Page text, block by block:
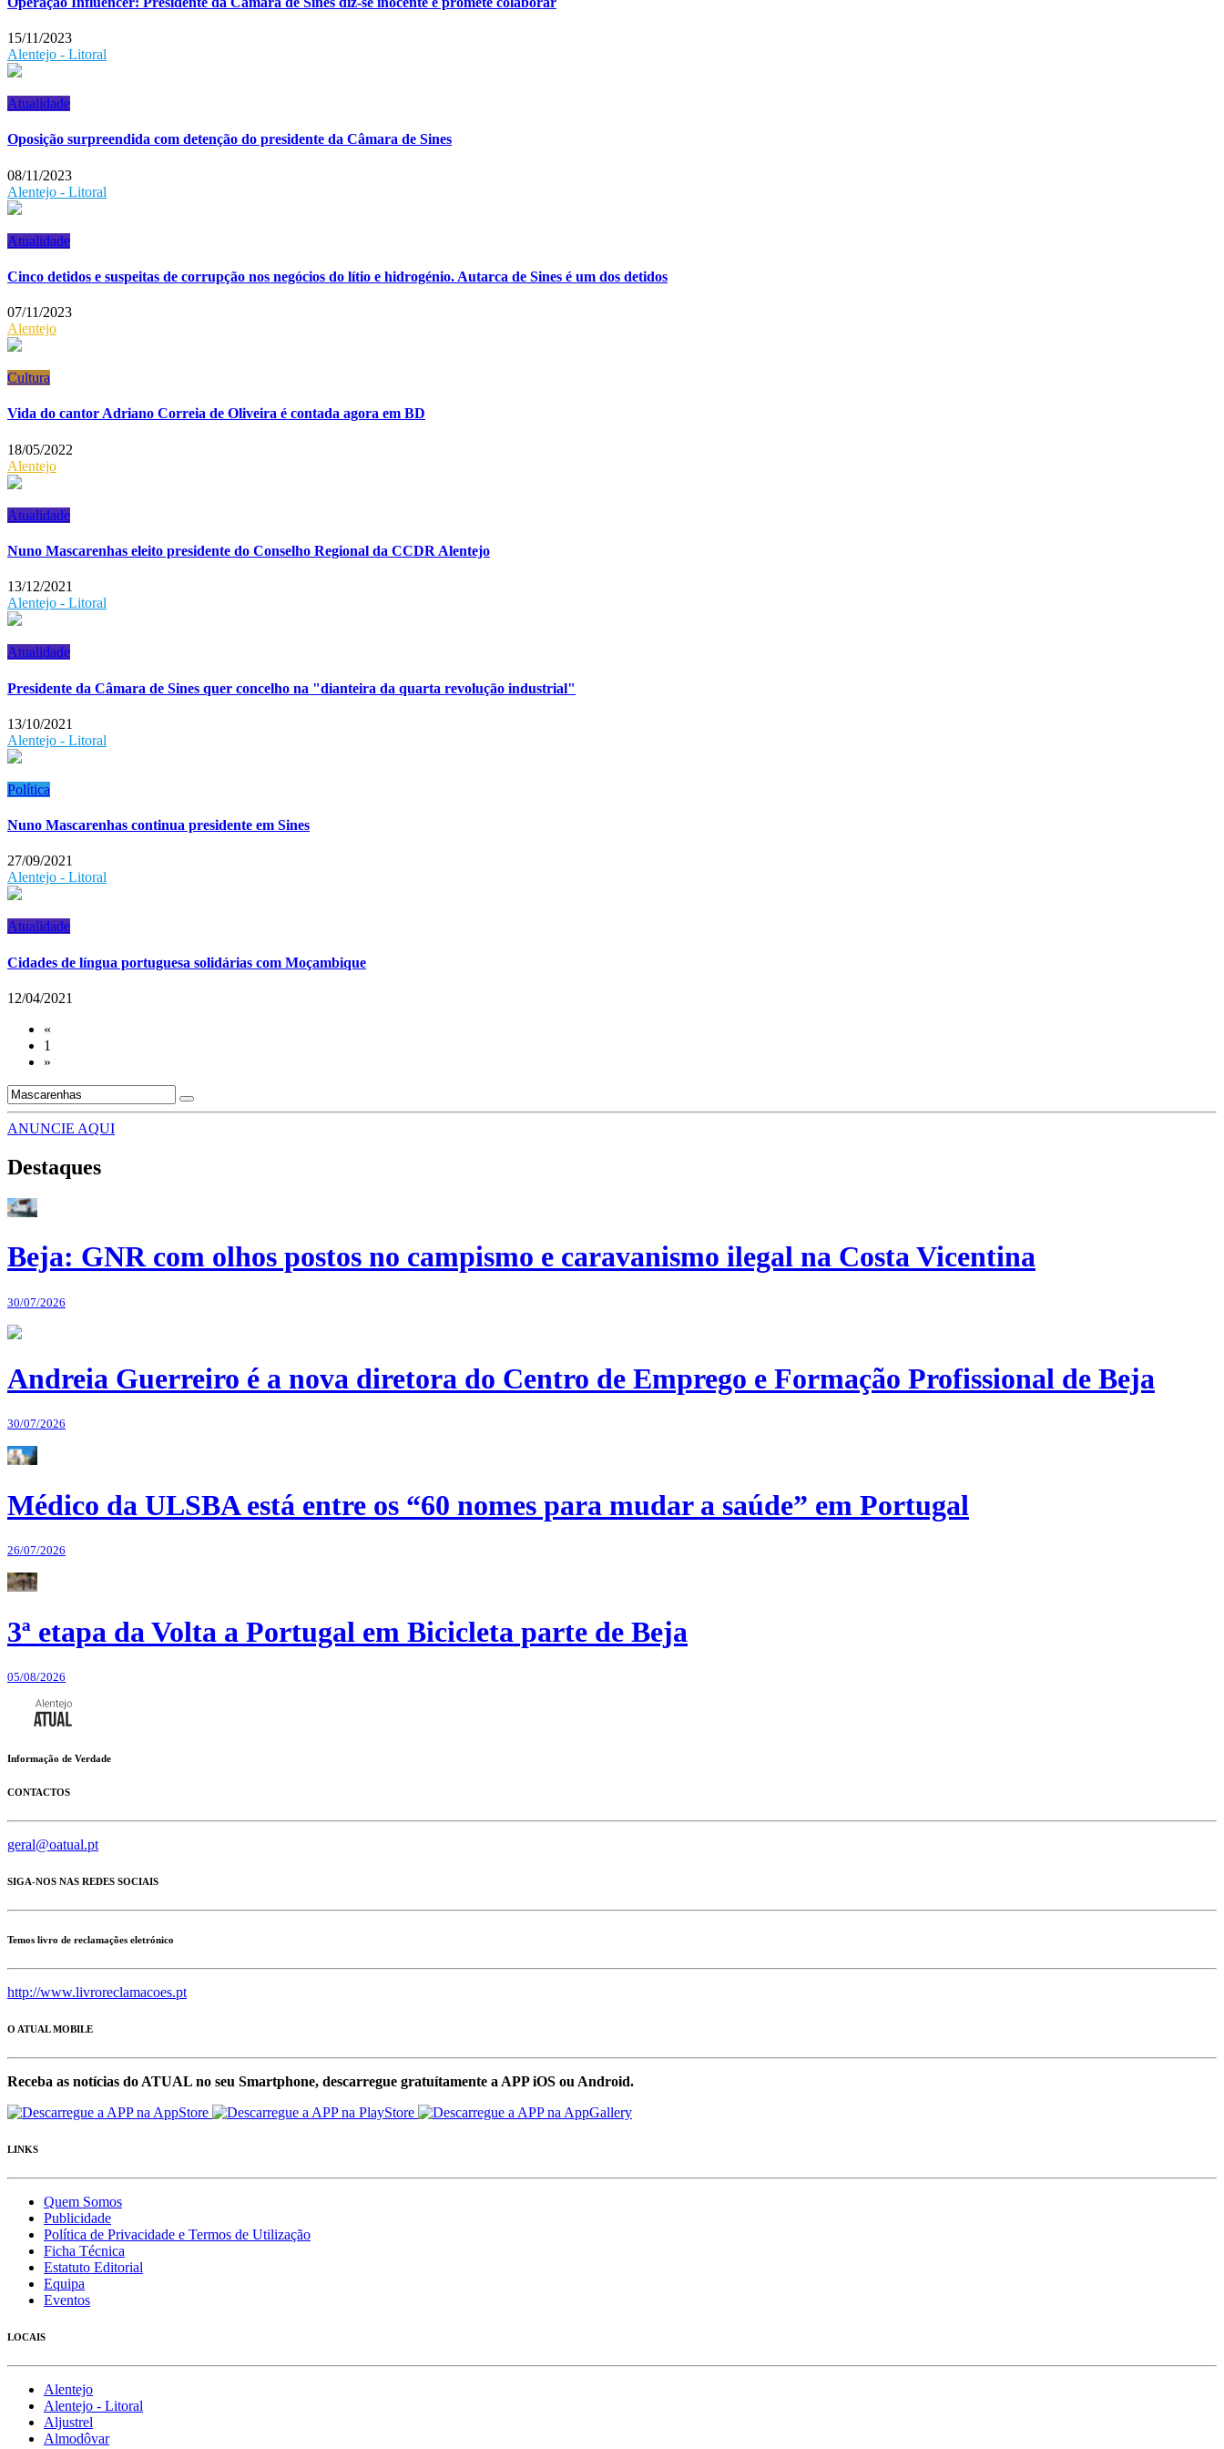
15/11/2023
Alentejo - Litoral
Atualidade
Oposição surpreendida com detenção do presidente da Câmara de Sines
08/11/2023
Alentejo - Litoral
Atualidade
Cinco detidos e suspeitas de corrupção nos negócios do lítio e hidrogénio. Autarca de Sines é um dos detidos
07/11/2023
Alentejo
Cultura
Vida do cantor Adriano Correia de Oliveira é contada agora em BD
18/05/2022
Alentejo
Atualidade
Nuno Mascarenhas eleito presidente do Conselho Regional da CCDR Alentejo
13/12/2021
Alentejo - Litoral
Atualidade
Presidente da Câmara de Sines quer concelho na "dianteira da quarta revolução industrial"
13/10/2021
Alentejo - Litoral
Política
Nuno Mascarenhas continua presidente em Sines
27/09/2021
Alentejo - Litoral
Atualidade
Cidades de língua portuguesa solidárias com Moçambique
12/04/2021
«
1
»
ANUNCIE AQUI
Destaques
Beja: GNR com olhos postos no campismo e caravanismo ilegal na Costa Vicentina
30/07/2026
Andreia Guerreiro é a nova diretora do Centro de Emprego e Formação Profissional de Beja
30/07/2026
Médico da ULSBA está entre os “60 nomes para mudar a saúde” em Portugal
26/07/2026
3ª etapa da Volta a Portugal em Bicicleta parte de Beja
05/08/2026
Informação de Verdade
CONTACTOS
geral@oatual.pt
SIGA-NOS NAS REDES SOCIAIS
Temos livro de reclamações eletrónico
http://www.livroreclamacoes.pt
O ATUAL MOBILE
Receba as notícias do ATUAL no seu Smartphone, descarregue gratuítamente a APP iOS ou Android.
LINKS
Quem Somos
Publicidade
Política de Privacidade e Termos de Utilização
Ficha Técnica
Estatuto Editorial
Equipa
Eventos
LOCAIS
Alentejo
Alentejo - Litoral
Aljustrel
Almodôvar